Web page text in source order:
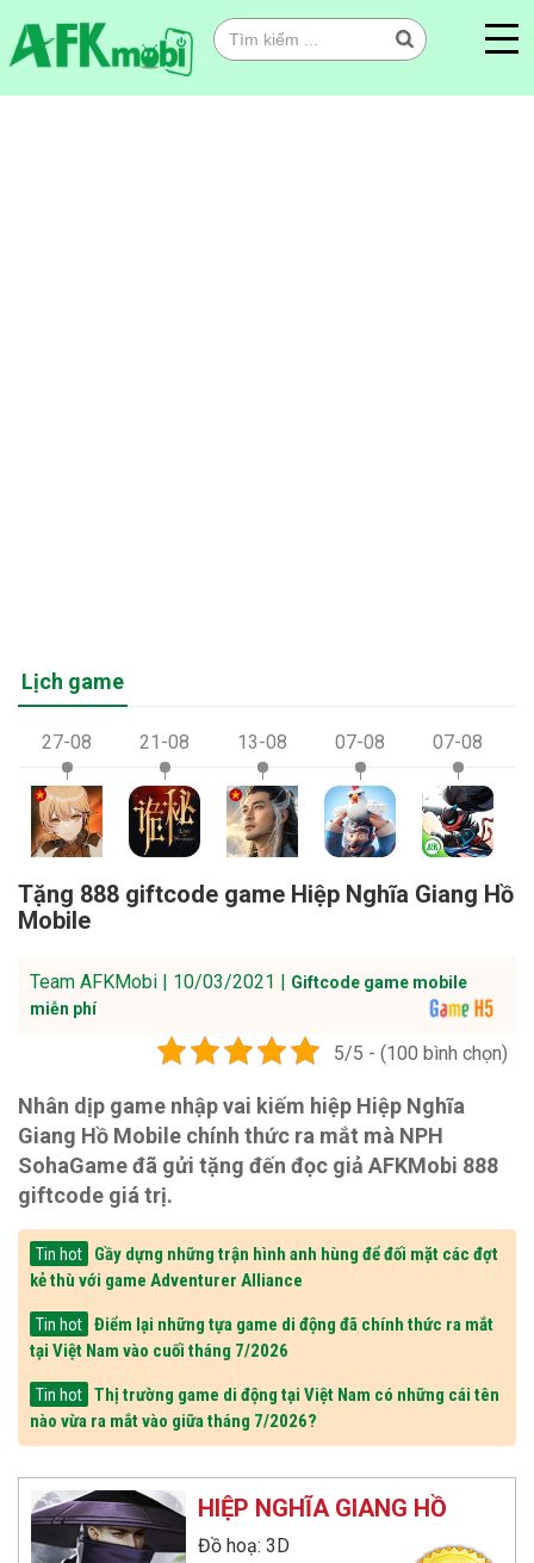
Lịch game
27-08 21-08 13-08 07-08 07-08
Tặng 888 giftcode game Hiệp Nghĩa Giang Hồ
Mobile
Team AFKMobi | 10/03/2021 | Giftcode game mobile
miễn phí
5/5 - (100 bình chọn)
Nhân dịp game nhập vai kiếm hiệp Hiệp Nghĩa
Giang Hồ Mobile chính thức ra mắt mà NPH
SohaGame đã gửi tặng đến đọc giả AFKMobi 888
giftcode giá trị.
Tin hot
Gầy dựng những trận hình anh hùng để đối mặt các đợt
kẻ thù với game Adventurer Alliance
Tin hot
Điểm lại những tựa game di động đã chính thức ra mắt
tại Việt Nam vào cuối tháng 7/2026
Tin hot
Thị trường game di động tại Việt Nam có những cái tên
nào vừa ra mắt vào giữa tháng 7/2026?
HIỆP NGHĨA GIANG HỒ
Đồ hoạ: 3D